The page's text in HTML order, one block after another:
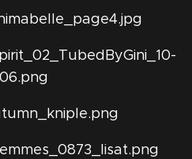
06.png